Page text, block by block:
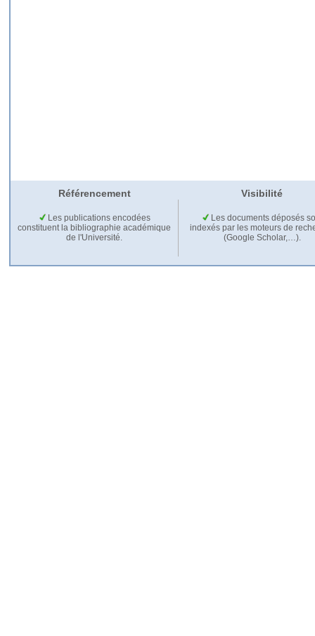
Référencement Visibilité
Les publications encodées
constituent la bibliographie académique
de l'Université.
Les documents déposés
indexés par les moteurs de
(Google Scholar,…).